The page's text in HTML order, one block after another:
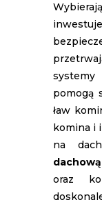
pomogą
ław
komina i
na
dachową
oraz